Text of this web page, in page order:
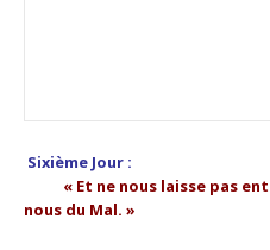
Sixième Jour :
« Et ne nous laisse pas
nous du Mal. »